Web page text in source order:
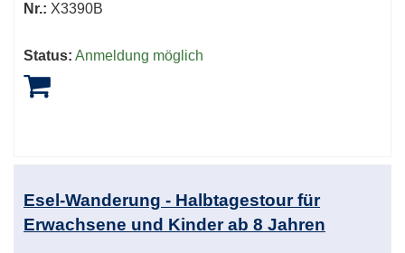
Nr.: X3390B
Status: Anmeldung möglich
Esel-Wanderung - Halbtagestour für
Erwachsene und Kinder ab 8 Jahren